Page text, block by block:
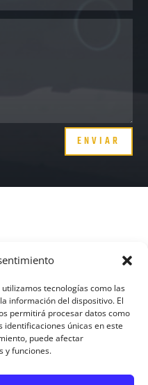
tecnologías como las
información del dispositivo. El
permitirá procesar datos como
únicas en este
puede afectar
y funciones.
ENVIAR